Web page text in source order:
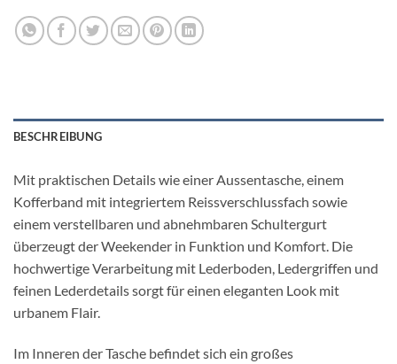
BESCHREIBUNG
Mit praktischen Details wie einer Aussentasche, einem
Kofferband mit integriertem Reissverschlussfach sowie
einem verstellbaren und abnehmbaren Schultergurt
überzeugt der Weekender in Funktion und Komfort. Die
hochwertige Verarbeitung mit Lederboden, Ledergriffen und
feinen Lederdetails sorgt für einen eleganten Look mit
urbanem Flair.
Im Inneren der Tasche befindet sich ein großes